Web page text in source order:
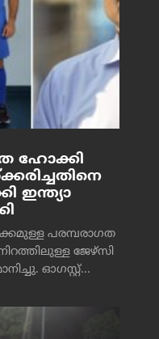
ഹോക്കി
ഇന്ത്യാ
പരമ്പരാഗത
നിറത്തിലുള്ള ജേഴ്‌സി
ഓഗസ്റ്റ്...